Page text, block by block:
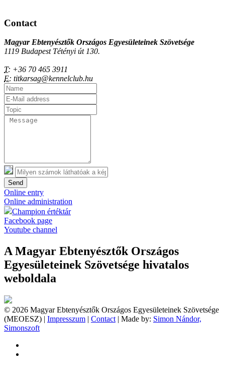
Contact
Magyar Ebtenyésztők Országos Egyesületeinek Szövetsége
1119 Budapest Tétényi út 130.
T: +36 70 465 3911
E: titkarsag@kennelclub.hu
Send
Online entry
Online administration
Champion értéktár
Facebook page
Youtube channel
A Magyar Ebtenyésztők Országos
Egyesületeinek Szövetsége hivatalos
weboldala
© 2026 Magyar Ebtenyésztők Országos Egyesületeinek Szövetsége
(MEOESZ) | Impresszum | Contact | Made by: Simon Nándor,
Simonszoft